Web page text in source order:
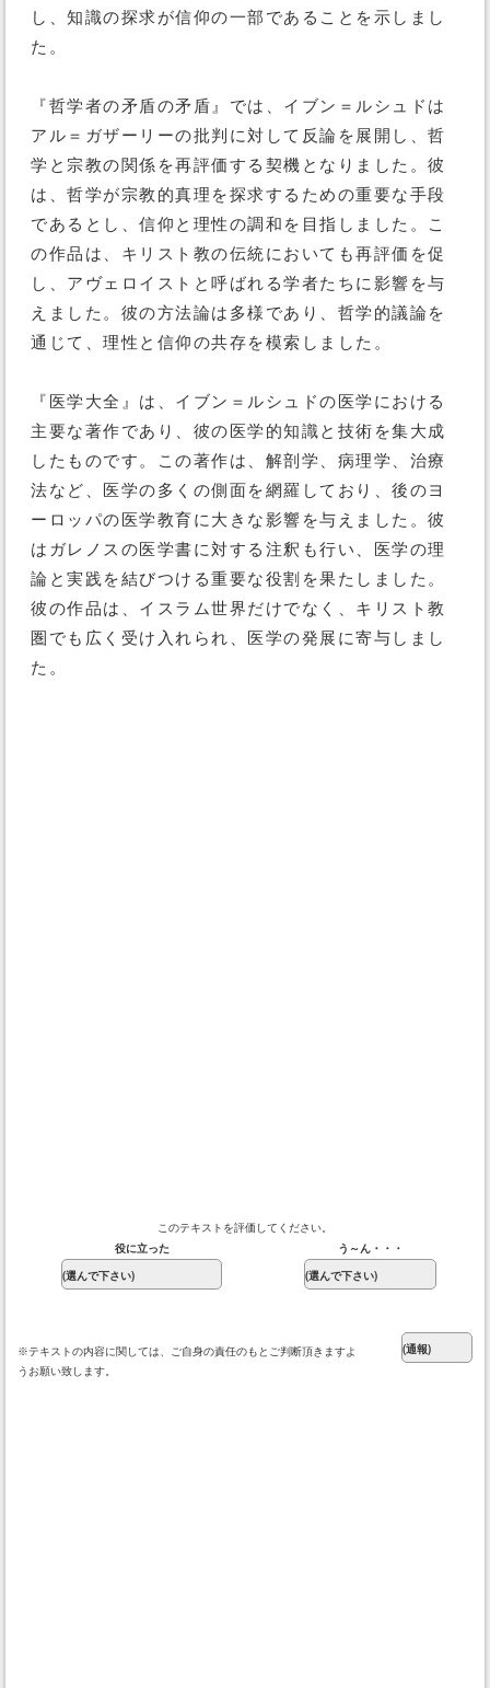
し、知識の探求が信仰の一部であることを示しまし
た。
『哲学者の矛盾の矛盾』では、イブン＝ルシュドは
アル＝ガザーリーの批判に対して反論を展開し、哲
学と宗教の関係を再評価する契機となりました。彼
は、哲学が宗教的真理を探求するための重要な手段
であるとし、信仰と理性の調和を目指しました。こ
の作品は、キリスト教の伝統においても再評価を促
し、アヴェロイストと呼ばれる学者たちに影響を与
えました。彼の方法論は多様であり、哲学的議論を
通じて、理性と信仰の共存を模索しました。
『医学大全』は、イブン＝ルシュドの医学における
主要な著作であり、彼の医学的知識と技術を集大成
したものです。この著作は、解剖学、病理学、治療
法など、医学の多くの側面を網羅しており、後のヨ
ーロッパの医学教育に大きな影響を与えました。彼
はガレノスの医学書に対する注釈も行い、医学の理
論と実践を結びつける重要な役割を果たしました。
彼の作品は、イスラム世界だけでなく、キリスト教
圏でも広く受け入れられ、医学の発展に寄与しまし
た。
このテキストを評価してください。
役に立った
う～ん・・・
※テキストの内容に関しては、ご自身の責任のもとご判断頂きますよ
うお願い致します。